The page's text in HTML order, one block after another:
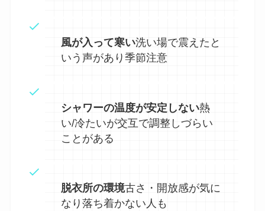
風が入って寒い洗い場で震えたと
いう声があり季節注意
シャワーの温度が安定しない熱
い/冷たいが交互で調整しづらい
ことがある
脱衣所の環境古さ・開放感が気に
なり落ち着かない人も